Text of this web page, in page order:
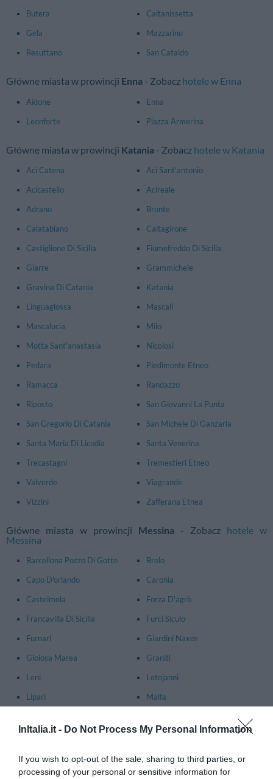
InItalia.it - Do Not Process My Personal Information
If you wish to opt-out of the sale, sharing to third parties, or
processing of your personal or sensitive information for
Butera
Caltanissetta
Gela
Mazzarino
Resuttano
San Cataldo
Główne miasta w prowincji Enna - Zobacz hotele w Enna
Aidone
Enna
Leonforte
Piazza Armerina
Główne miasta w prowincji Katania - Zobacz hotele w Katania
Aci Catena
Aci Sant'antonio
Acicastello
Acireale
Adrano
Bronte
Calatabiano
Caltagirone
Castiglione Di Sicilia
Fiumefreddo Di Sicilia
Giarre
Grammichele
Gravina Di Catania
Katania
Linguaglossa
Mascali
Mascalucia
Milo
Motta Sant'anastasia
Nicolosi
Pedara
Piedimonte Etneo
Ramacca
Randazzo
Riposto
San Giovanni La Punta
San Gregorio Di Catania
San Michele Di Ganzaria
Santa Maria Di Licodia
Santa Venerina
Trecastagni
Tremestieri Etneo
Valverde
Viagrande
Vizzini
Zafferana Etnea
Główne miasta w prowincji Messina - Zobacz hotele w
Messina
Barcellona Pozzo Di Gotto
Brolo
Capo D'orlando
Caronia
Castelmola
Forza D'agrò
Francavilla Di Sicilia
Furci Siculo
Furnari
Giardini Naxos
Gioiosa Marea
Graniti
Leni
Letojanni
Lipari
Malfa
Montalbano Elicona
Motta Camastra
Nizza Di Sicilia
Patti
Pettineo
Piraino